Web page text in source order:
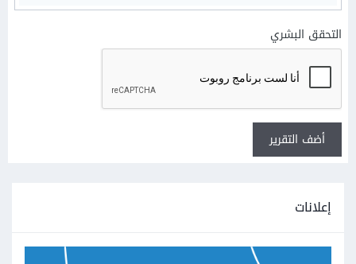
التحقق البشري
أضف التقرير
إعلانات